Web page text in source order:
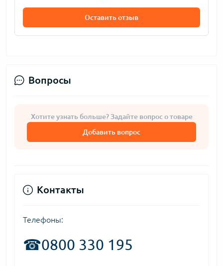
Оставить отзыв
Вопросы
Хотите узнать больше? Задайте вопрос о товаре
Добавить вопрос
Контакты
Телефоны:
☎0800 330 195